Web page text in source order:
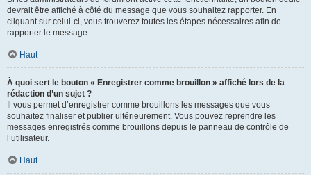
devrait être affiché à côté du message que vous souhaitez rapporter. En
cliquant sur celui-ci, vous trouverez toutes les étapes nécessaires afin de
rapporter le message.
Haut
À quoi sert le bouton « Enregistrer comme brouillon » affiché lors de la
rédaction d’un sujet ?
Il vous permet d’enregistrer comme brouillons les messages que vous
souhaitez finaliser et publier ultérieurement. Vous pouvez reprendre les
messages enregistrés comme brouillons depuis le panneau de contrôle de
l’utilisateur.
Haut